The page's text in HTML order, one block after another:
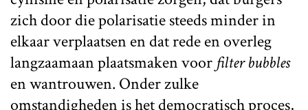
zich door die polarisatie steeds minder in
elkaar verplaatsen en dat rede en overleg
langzaamaan plaatsmaken voor filter bubbles
en wantrouwen. Onder zulke
omstandigheden is het democratisch proces,